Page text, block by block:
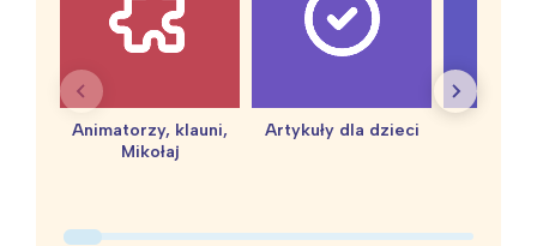
Animatorzy, klauni,
Mikołaj
Artykuły dla dzieci